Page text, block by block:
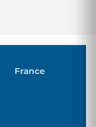
France